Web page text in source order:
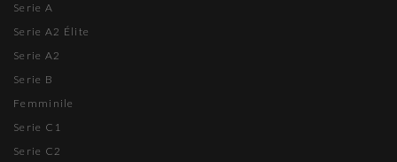
Serie A
Serie A2 Élite
Serie A2
Serie B
Femminile
Serie C1
Serie C2